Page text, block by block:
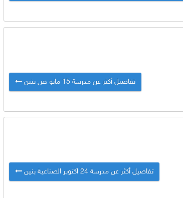
تفاصيل أكثر عن مدرسة 15 مايو ص بنين
تفاصيل أكثر عن مدرسة 24 اكتوبر الصناعية بنين